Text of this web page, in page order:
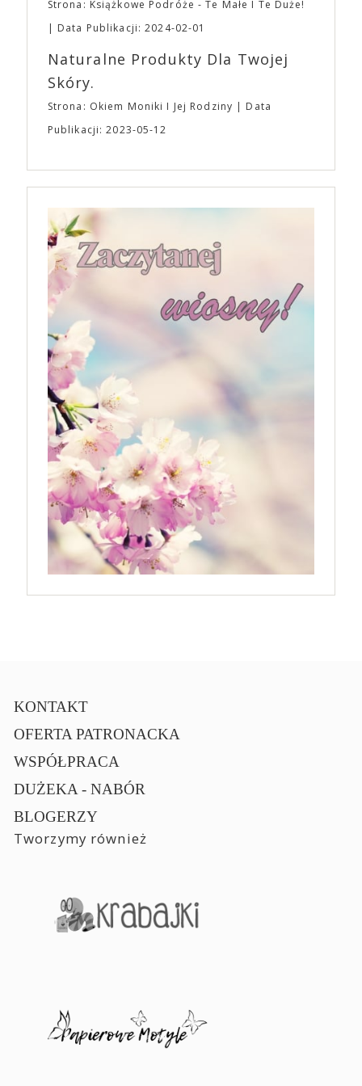
Strona: Książkowe Podróże - Te Małe I Te Duże!
Data Publikacji: 2024-02-01
Naturalne Produkty Dla Twojej
Skóry.
Strona: Okiem Moniki I Jej Rodziny
Data
Publikacji: 2023-05-12
KONTAKT
OFERTA PATRONACKA
WSPÓŁPRACA
DUŻEKA - NABÓR
BLOGERZY
Tworzymy również